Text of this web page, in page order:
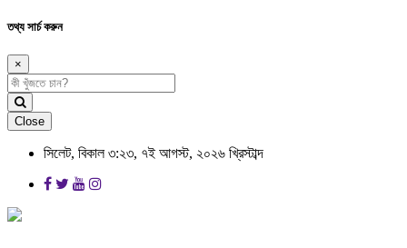
তথ্য সার্চ করুন
×
Close
সিলেট, বিকাল ৩:২৩, ৭ই আগস্ট, ২০২৬ খ্রিস্টাব্দ